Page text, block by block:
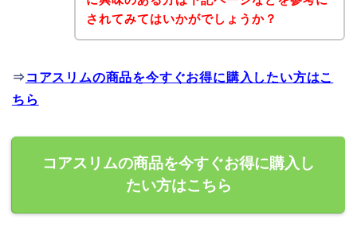
されてみてはいかがでしょうか？
⇒ コアスリムの商品を今すぐお得に購入したい方はこ
ちら
コアスリムの商品を今すぐお得に購入し
たい方はこちら